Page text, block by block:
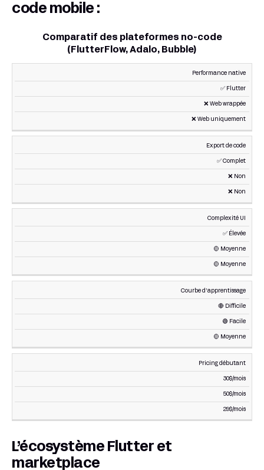
code mobile :
Comparatif des plateformes no-code
(FlutterFlow, Adalo, Bubble)
BUBBLE
Performance native
✅ Flutter
❌ Web wrappée
❌ Web uniquement
Export de code
✅ Complet
❌ Non
❌ Non
Complexité UI
✅ Élevée
🟡 Moyenne
🟡 Moyenne
Courbe d’apprentissage
🔴 Difficile
🟢 Facile
🟡 Moyenne
Pricing débutant
30$/mois
50$/mois
29$/mois
L’écosystème Flutter et
marketplace